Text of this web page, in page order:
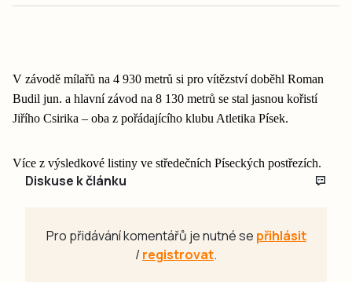
V závodě mílařů na 4 930 metrů si pro vítězství doběhl Roman
Budil jun. a hlavní závod na 8 130 metrů se stal jasnou kořistí
Jiřího Csirika – oba z pořádajícího klubu Atletika Písek.
Více z výsledkové listiny ve středečních Píseckých postřezích.
Diskuse k článku
Pro přidávání komentářů je nutné se přihlásit
/registrovat.